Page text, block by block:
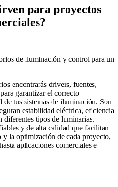
(con protección contra
reguladas y sistemas de control
minimizan el estrés eléctrico,
sobrecalentamiento.
para proyectos
residenciales (fácil
industrial para proyectos
de iluminación y control para un
encontrarás drivers, fuentes,
garantizar el correcto
tus sistemas de iluminación. Son
estabilidad eléctrica, eficiencia
tipos de luminarias.
y de alta calidad que facilitan
la optimización de cada proyecto,
aplicaciones comerciales e